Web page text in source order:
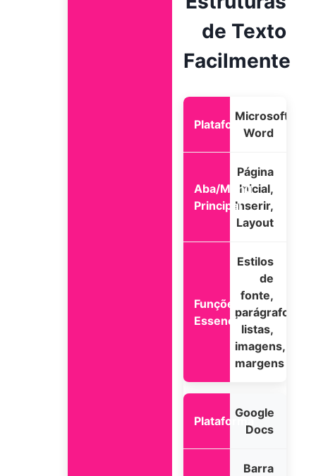
de Texto
Facilmente
Microsoft
Word
Página
Inicial,
Inserir,
Layout
Estilos
de
fonte,
parágrafo,
listas,
imagens,
margens
Google
Docs
Barra